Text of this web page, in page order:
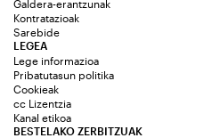
Galdera-erantzunak
Kontratazioak
Sarebide
LEGEA
Lege informazioa
Pribatutasun politika
Cookieak
cc Lizentzia
Kanal etikoa
BESTELAKO ZERBITZUAK